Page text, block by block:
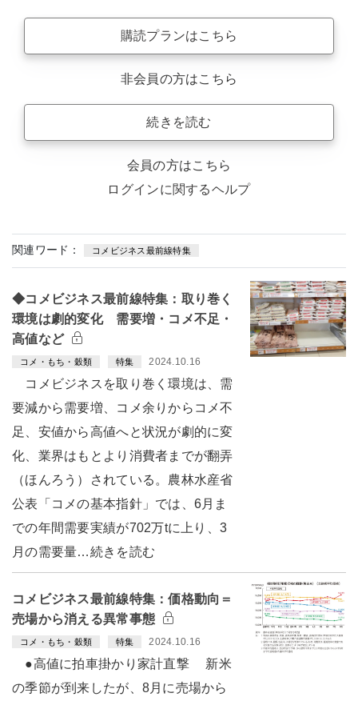
購読プランはこちら
非会員の方はこちら
続きを読む
会員の方はこちら
ログインに関するヘルプ
関連ワード： コメビジネス最前線特集
◆コメビジネス最前線特集：取り巻く
環境は劇的変化 需要増・コメ不足・
高値など
コメ・もち・穀類 特集 2024.10.16
コメビジネスを取り巻く環境は、需
要減から需要増、コメ余りからコメ不
足、安値から高値へと状況が劇的に変
化、業界はもとより消費者までが翻弄
（ほんろう）されている。農林水産省
公表「コメの基本指針」では、6月ま
での年間需要実績が702万tに上り、3
月の需要量…続きを読む
コメビジネス最前線特集：価格動向＝
売場から消える異常事態
コメ・もち・穀類 特集 2024.10.16
●高値に拍車掛かり家計直撃 新米
の季節が到来したが、8月に売場から